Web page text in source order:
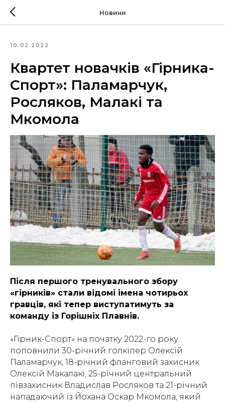
Новини
10.02.2022
Квартет новачків «Гірника-
Спорт»: Паламарчук,
Росляков, Малакі та
Мкомола
Після першого тренувального збору
«гірників» стали відомі імена чотирьох
гравців, які тепер виступатимуть за
команду із Горішніх Плавнів.
«Гірник-Спорт» на початку 2022-го року
поповнили 30-річний голкіпер Олексій
Паламарчук, 18-річний фланговий захисник
Олексій Макалакі, 25-річний центральний
півзахисник Владислав Росляков та 21-річний
нападаючий із Йохана Оскар Мкомола, який